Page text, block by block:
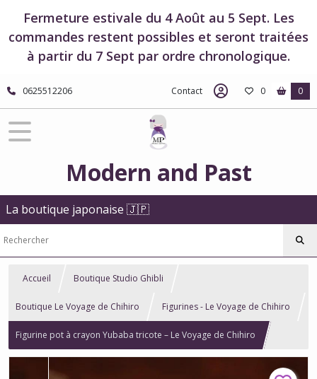
Fermeture estivale du 4 Août au 5 Sept. Les
commandes restent possibles et seront traitées
à partir du 7 Sept par ordre chronologique.
0625512206 Contact 0 0
Modern and Past
La boutique japonaise 🇯🇵
Accueil Boutique Studio Ghibli
Boutique Le Voyage de Chihiro Figurines - Le Voyage de Chihiro
Figurine pot à crayon Yubaba tricote – Le Voyage de Chihiro